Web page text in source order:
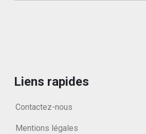
Liens rapides
Contactez-nous
Mentions légales